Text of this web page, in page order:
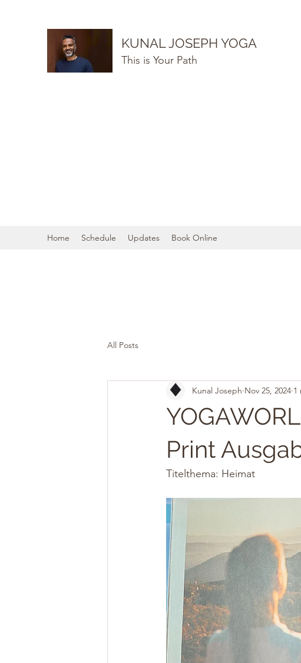
KUNAL JOSEPH YOGA
This is Your Path
Home Schedule Updates Book Online
All Posts
Print
Kunal Joseph Nov 25, 2024 1
Titelthema: Heimat